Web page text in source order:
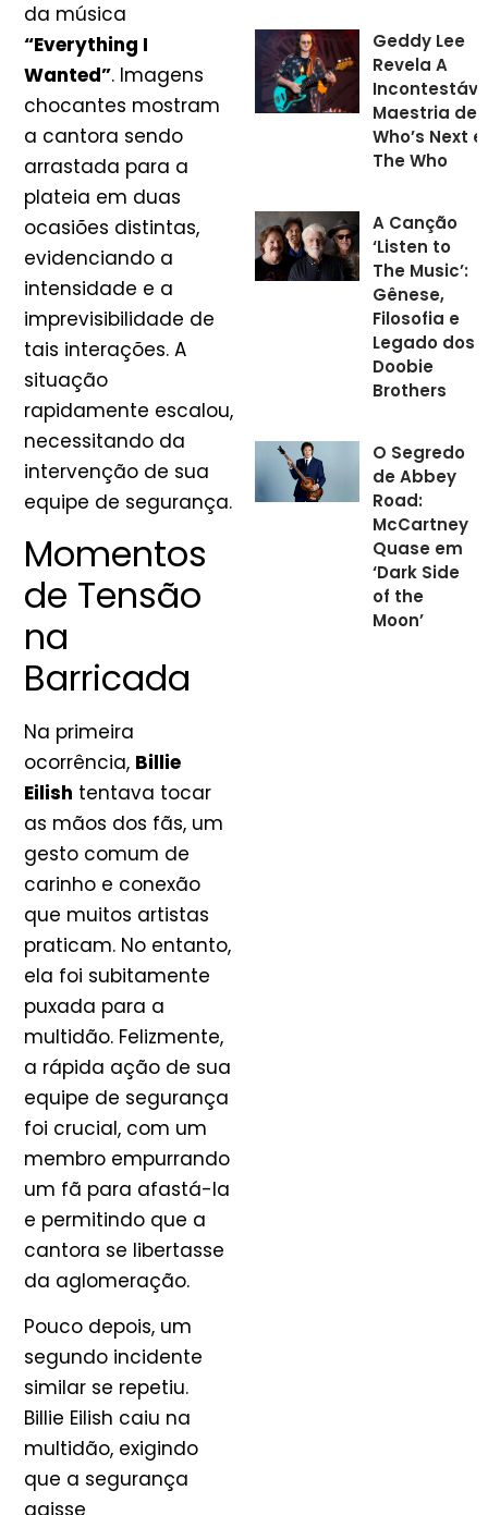
da música
“Everything I
Wanted”. Imagens
chocantes mostram
a cantora sendo
arrastada para a
plateia em duas
ocasiões distintas,
evidenciando a
intensidade e a
imprevisibilidade de
tais interações. A
situação
rapidamente escalou,
necessitando da
intervenção de sua
equipe de segurança.
Momentos
de Tensão
na
Barricada
Na primeira
ocorrência, Billie
Eilish tentava tocar
as mãos dos fãs, um
gesto comum de
carinho e conexão
que muitos artistas
praticam. No entanto,
ela foi subitamente
puxada para a
multidão. Felizmente,
a rápida ação de sua
equipe de segurança
foi crucial, com um
membro empurrando
um fã para afastá-la
e permitindo que a
cantora se libertasse
da aglomeração.
Pouco depois, um
segundo incidente
similar se repetiu.
Billie Eilish caiu na
multidão, exigindo
que a segurança
agisse
Geddy Lee
Revela A
Maestria de
Who’s Next e
The Who
A Canção
‘Listen to
The Music’:
Gênese,
Filosofia e
Legado dos
Doobie
Brothers
O Segredo
de Abbey
Road:
McCartney
Quase em
‘Dark Side
of the
Moon’